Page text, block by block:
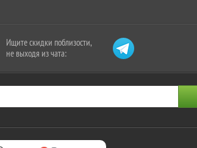
Ищите скидки поблизости,
не выходя из чата: